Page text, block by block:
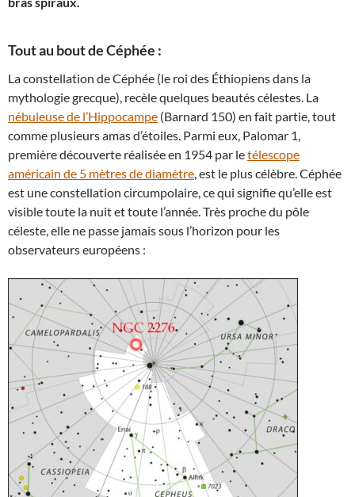
Tout au bout de Céphée :
La constellation de Céphée (le roi des Éthiopiens dans la
mythologie grecque), recèle quelques beautés célestes. La
nébuleuse de l’Hippocampe (Barnard 150) en fait partie, tout
comme plusieurs amas d’étoiles. Parmi eux, Palomar 1,
première découverte réalisée en 1954 par letélescope
américain de 5 mètres de diamètre , est le plus célèbre. Céphée
est une constellation circumpolaire, ce qui signifie qu’elle est
visible toute la nuit et toute l’année. Très proche du pôle
céleste, elle ne passe jamais sous l’horizon pour les
observateurs européens :